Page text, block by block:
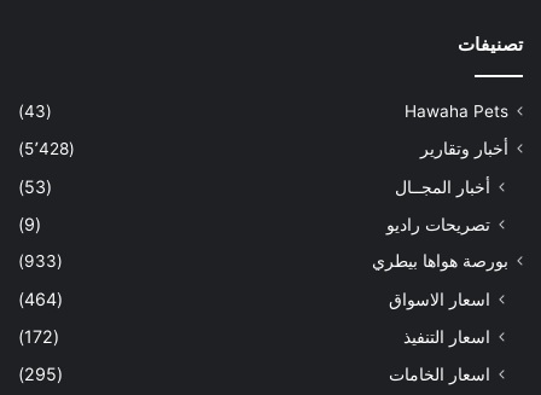
تصنيفات
Hawaha Pets
(43)
أخبار وتقارير
(5٬428)
أخبار المجــال
(53)
تصريحات راديو
(9)
بورصة هواها بيطري (933)
اسعار الاسواق
(464)
اسعار التنفيذ
(172)
اسعار الخامات
(295)